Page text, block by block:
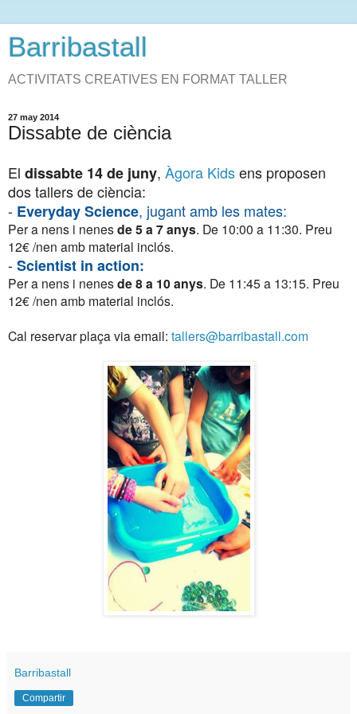
Barribastall
ACTIVITATS CREATIVES EN FORMAT TALLER
27 may 2014
Dissabte de ciència
El dissabte 14 de juny, Àgora Kidsens proposen
dos tallers de ciència:
- Everyday Science, jugant amb les mates:
Per a nens i nenesde 5 a 7 anys. De 10:00 a 11:30. Preu
12€ /nen amb material inclós.
-Scientist in action:
Per a nens i nenesde 8 a 10 anys. De 11:45 a 13:15. Preu
12€ /nen amb material inclós.
Cal reservar plaça via email: tallers@barribastall.com
Barribastall
Compartir